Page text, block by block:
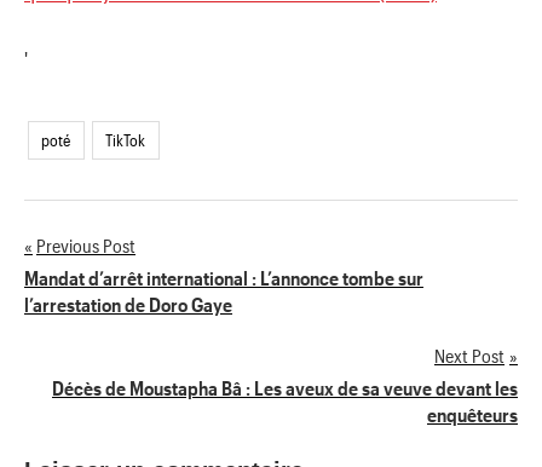
'
poté TikTok
Navigation
de
Previous Post
Mandat d’arrêt international : L’annonce tombe sur
l’arrestation de Doro Gaye
Next Post
Décès de Moustapha Bâ : Les aveux de sa veuve devant les
enquêteurs